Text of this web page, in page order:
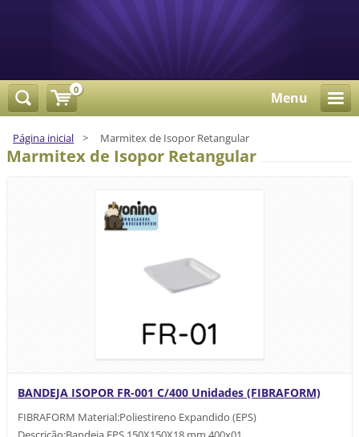
Menu
Página inicial > Marmitex de Isopor Retangular
Marmitex de Isopor Retangular
BANDEJA ISOPOR FR-001 C/400 Unidades (FIBRAFORM)
FIBRAFORM Material:Poliestireno Expandido (EPS)
0